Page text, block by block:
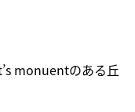
monuentのある丘